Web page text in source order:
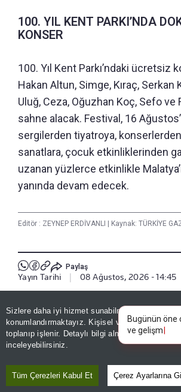
Sizlere daha iyi hizmet sunabilmek adına
konumlandırmaktayız. Kişisel verileriniz, KVKK
toplanıp işlenir. Detaylı bilgi almak için
inceleyebilirsiniz.
Tüm Çerezleri Kabul Et Çerez Ayarlarına
100. YIL KENT PARKI’NDA
KONSER
100. Yıl Kent Parkı’ndaki ücretsiz
Hakan Altun, Simge, Kıraç, Serkan
Uluğ, Ceza, Oğuzhan Koç, Sefo ve
sahne alacak. Festival, 16
sergilerden tiyatroya,
sanatlara, çocuk etkinliklerinden
uzanan yüzlerce etkinlikle
yanında devam edecek.
Editör : ZEYNEP ERDİVANLI Kaynak: TÜRKİYE
Paylaş
Yayın Tarihi 08 Ağustos, 2026 - 14:45
Haberle İlgili Daha Fazlası
Yaşam
Bizi Takip Edin
Bugünün öne
ve gelişmeleri